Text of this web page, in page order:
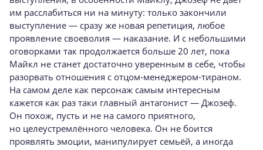
им расслабиться ни на минуту: только закончили
выступление — сразу же новая репетиция, любое
проявление своеволия — наказание. И с небольшими
оговорками так продолжается больше 20 лет, пока
Майкл не станет достаточно уверенным в себе, чтобы
разорвать отношения с отцом-менеджером-тираном.
На самом деле как персонаж самым интересным
кажется как раз таки главный антагонист — Джозеф.
Он похож, пусть и не на самого приятного,
но целеустремлённого человека. Он не боится
проявлять эмоции, манипулирует семьёй, а иногда